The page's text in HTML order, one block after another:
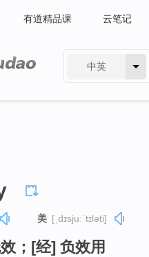
有道精品课 云笔记
中英
美 [ˌdɪsjuːˈtɪləti]
；[经] 负效用